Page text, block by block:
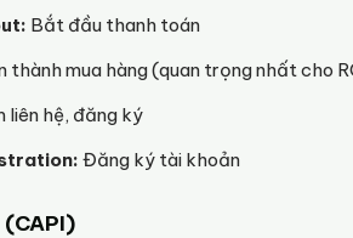
Bắt đầu thanh toán
thành mua hàng (quan trọng nhất cho
liên hệ, đăng ký
Đăng ký tài khoản
(CAPI)